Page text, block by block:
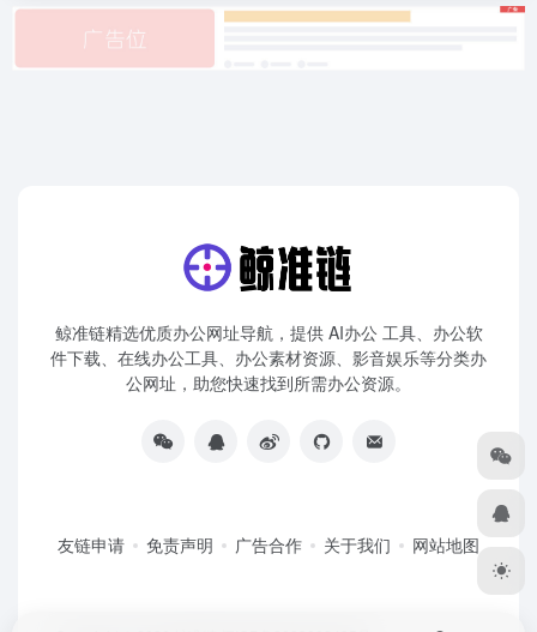
鲸准链精选优质办公网址导航，提供 AI办公 工具、办公软
件下载、在线办公工具、办公素材资源、影音娱乐等分类办
公网址，助您快速找到所需办公资源。
友链申请 免责声明 广告合作 关于我们 网站地图